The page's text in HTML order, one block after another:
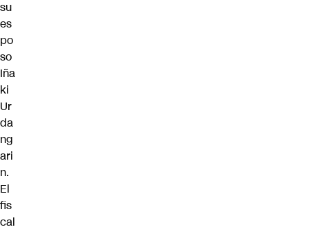
su
es
po
so
Iña
ki
Ur
da
ng
ari
n.
El
fis
cal